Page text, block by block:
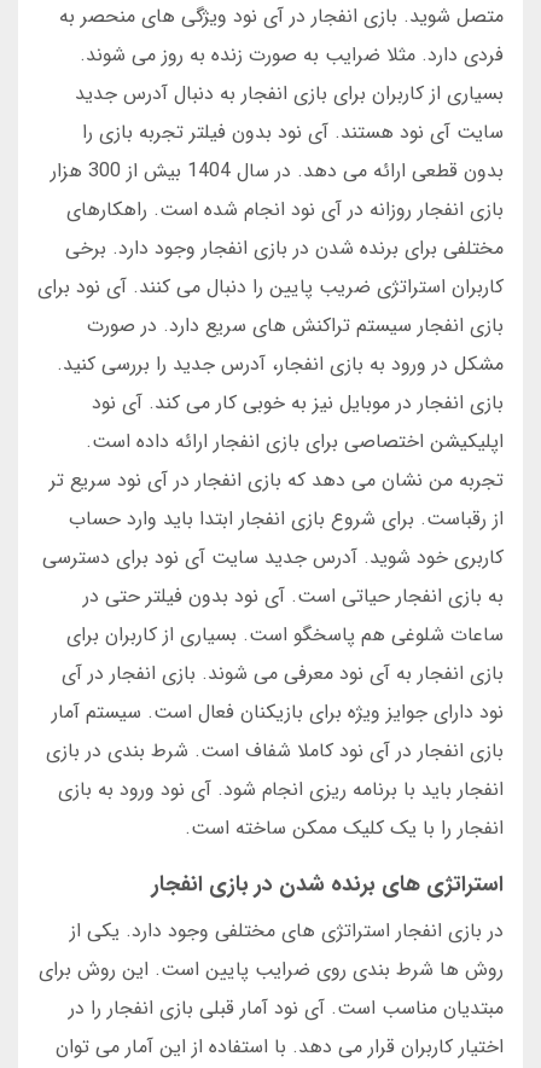
متصل شوید. بازی انفجار در آی نود ویژگی های منحصر به
فردی دارد. مثلا ضرایب به صورت زنده به روز می شوند.
بسیاری از کاربران برای بازی انفجار به دنبال آدرس جدید
سایت آی نود هستند. آی نود بدون فیلتر تجربه بازی را
بدون قطعی ارائه می دهد. در سال 1404 بیش از 300 هزار
بازی انفجار روزانه در آی نود انجام شده است. راهکارهای
مختلفی برای برنده شدن در بازی انفجار وجود دارد. برخی
کاربران استراتژی ضریب پایین را دنبال می کنند. آی نود برای
بازی انفجار سیستم تراکنش های سریع دارد. در صورت
مشکل در ورود به بازی انفجار، آدرس جدید را بررسی کنید.
بازی انفجار در موبایل نیز به خوبی کار می کند. آی نود
اپلیکیشن اختصاصی برای بازی انفجار ارائه داده است.
تجربه من نشان می دهد که بازی انفجار در آی نود سریع تر
از رقباست. برای شروع بازی انفجار ابتدا باید وارد حساب
کاربری خود شوید. آدرس جدید سایت آی نود برای دسترسی
به بازی انفجار حیاتی است. آی نود بدون فیلتر حتی در
ساعات شلوغی هم پاسخگو است. بسیاری از کاربران برای
بازی انفجار به آی نود معرفی می شوند. بازی انفجار در آی
نود دارای جوایز ویژه برای بازیکنان فعال است. سیستم آمار
بازی انفجار در آی نود کاملا شفاف است. شرط بندی در بازی
انفجار باید با برنامه ریزی انجام شود. آی نود ورود به بازی
انفجار را با یک کلیک ممکن ساخته است.
استراتژی های برنده شدن در بازی انفجار
در بازی انفجار استراتژی های مختلفی وجود دارد. یکی از
روش ها شرط بندی روی ضرایب پایین است. این روش برای
مبتدیان مناسب است. آی نود آمار قبلی بازی انفجار را در
اختیار کاربران قرار می دهد. با استفاده از این آمار می توان